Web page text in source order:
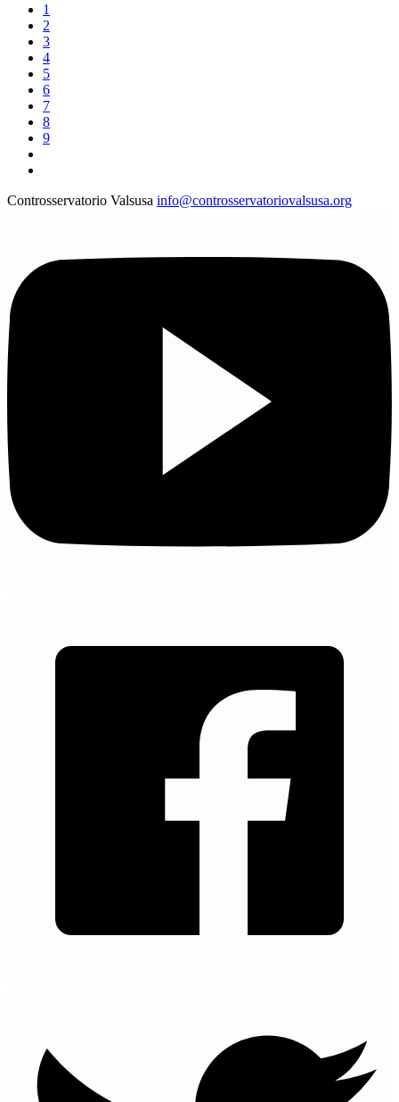
1
2
3
4
5
6
7
8
9
Controsservatorio Valsusa info@controsservatoriovalsusa.org